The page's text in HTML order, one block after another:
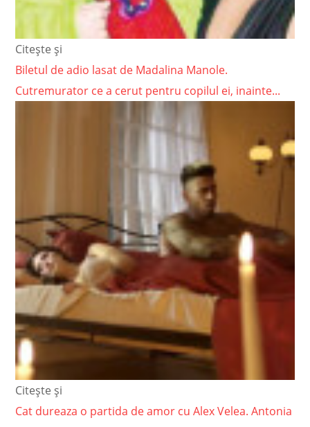
Citește și
Biletul de adio lasat de Madalina Manole.
Cutremurator ce a cerut pentru copilul ei, inainte...
Citește și
Cat dureaza o partida de amor cu Alex Velea. Antonia